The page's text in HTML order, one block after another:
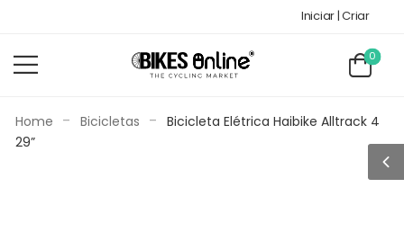
Iniciar | Criar
0
Home - Bicicletas - Bicicleta Elétrica Haibike Alltrack 4
29”